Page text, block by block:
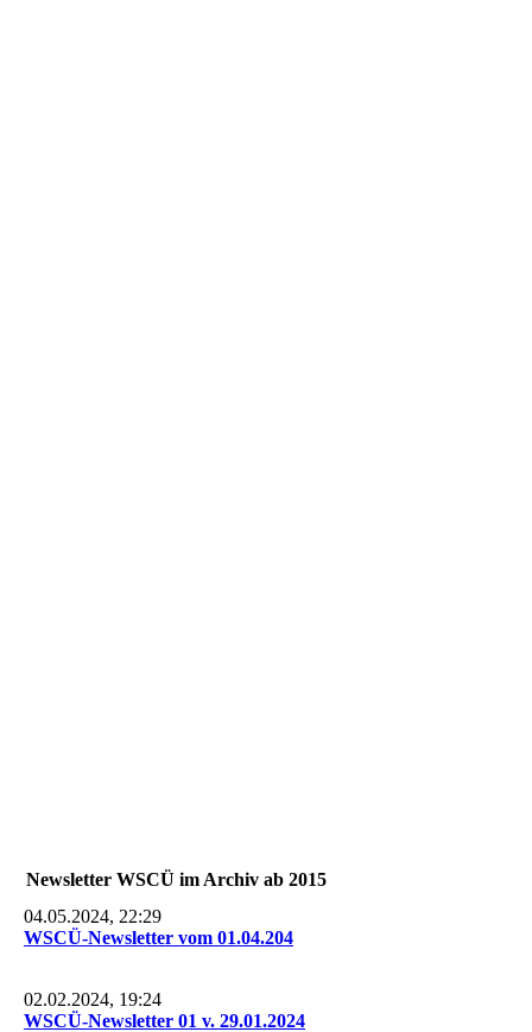
Newsletter WSCÜ im Archiv ab 2015
04.05.2024, 22:29
WSCÜ-Newsletter vom 01.04.204
02.02.2024, 19:24
WSCÜ-Newsletter 01 v. 29.01.2024